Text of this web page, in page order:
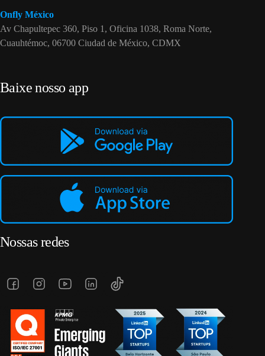
Onfly México
Av Chapultepec 360, Piso 1, Oficina 1038, Roma Norte,
Cuauhtémoc, 06700 Ciudad de México, CDMX
Baixe nosso app
Nossas redes